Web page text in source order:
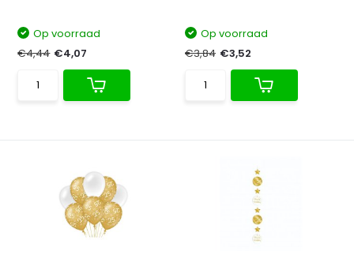
Op voorraad
€4,44 €4,07
Op voorraad
€3,84 €3,52